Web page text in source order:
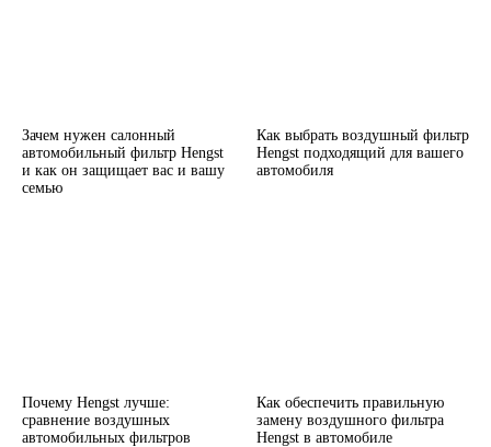
Зачем нужен салонный
автомобильный фильтр Hengst
и как он защищает вас и вашу
семью
Как выбрать воздушный фильтр
Hengst подходящий для вашего
автомобиля
Почему Hengst лучше:
сравнение воздушных
автомобильных фильтров
Как обеспечить правильную
замену воздушного фильтра
Hengst в автомобиле